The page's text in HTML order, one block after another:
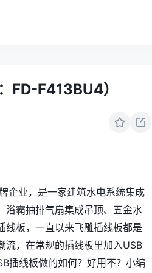
FD-F413BU4）
企业，是一家建筑水电系统集成
浴霸抽排气扇集成吊顶、五金水
线板，一直以来飞雕插线板都是
流，在常规的插线板里加入USB
插线板做的如何？好用不？小编